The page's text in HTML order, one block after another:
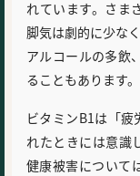
れています。さま
脚気は劇的に少な
アルコールの多飲
ることもあります。
ビタミンB1は「
れたときには意識
健康被害について